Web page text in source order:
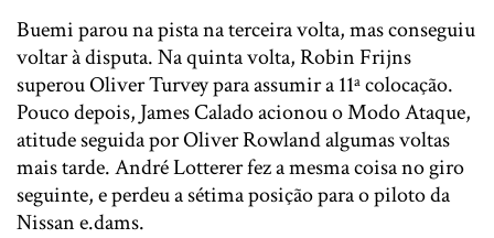
Buemi parou na pista na terceira volta, mas conseguiu
voltar à disputa. Na quinta volta, Robin Frijns
superou Oliver Turvey para assumir a 11ª colocação.
Pouco depois, James Calado acionou o Modo Ataque,
atitude seguida por Oliver Rowland algumas voltas
mais tarde. André Lotterer fez a mesma coisa no giro
seguinte, e perdeu a sétima posição para o piloto da
Nissan e.dams.